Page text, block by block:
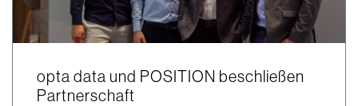
opta data und POSITION beschließen
Partnerschaft